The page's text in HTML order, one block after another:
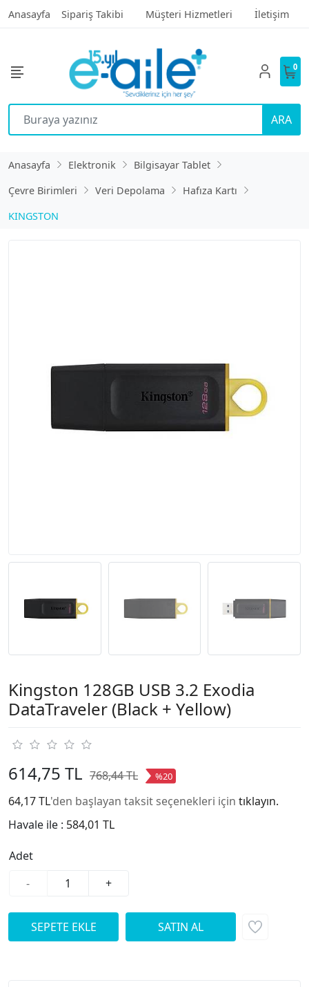
Anasayfa Sipariş Takibi Müşteri Hizmetleri İletişim
ARA
0
Anasayfa Elektronik
Bilgisayar Tablet
Çevre Birimleri
Veri Depolama
Hafıza Kartı
KINGSTON
Kingston 128GB USB 3.2 Exodia
DataTraveler (Black + Yellow)
614,75 TL 768,44 TL %20
64,17 TL'den başlayan taksit seçenekleri için tıklayın.
Havale ile : 584,01 TL
Adet
-
+